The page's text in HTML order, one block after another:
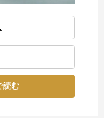
読む